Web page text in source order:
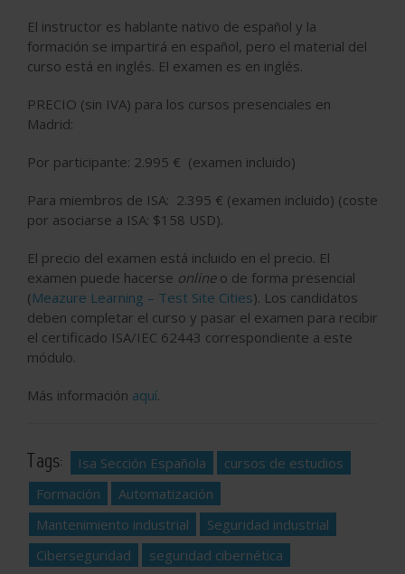
El instructor es hablante nativo de español y la
formación se impartirá en español, pero el material del
curso está en inglés. El examen es en inglés.
PRECIO (sin IVA) para los cursos presenciales en
Madrid:
Por participante: 2.995 € (examen incluido)
Para miembros de ISA: 2.395 € (examen incluido) (coste
por asociarse a ISA: $158 USD).
El precio del examen está incluido en el precio. El
examen puede hacerse onlineo de forma presencial
(Meazure Learning – Test Site Cities). Los candidatos
deben completar el curso y pasar el examen para recibir
el certificado ISA/IEC 62443 correspondiente a este
módulo.
Más información aquí.
Tags: Isa Sección Española
cursos de estudios
Formación
Automatización
Mantenimiento industrial
Seguridad industrial
Ciberseguridad
seguridad cibernética